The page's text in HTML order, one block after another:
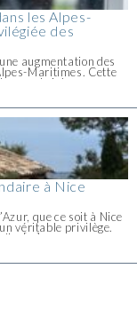
les Alpes-
des
augmentation des
Maritimes. Cette
cambrioleurs, en
et venues [...]
à Nice
que ce soit à Nice
véritable privilège.
[...]